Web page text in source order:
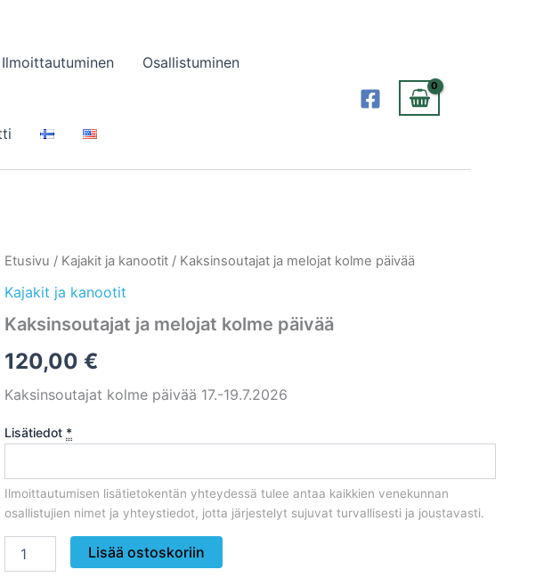
Ilmoittautuminen Osallistuminen
Etusivu / Kajakit ja kanootit / Kaksinsoutajat ja melojat kolme päivää
Kajakit ja kanootit
Kaksinsoutajat ja melojat kolme päivää
120,00 €
Kaksinsoutajat kolme päivää 17.-19.7.2026
Lisätiedot *
Ilmoittautumisen lisätietokentän yhteydessä tulee antaa kaikkien venekunnan
osallistujien nimet ja yhteystiedot, jotta järjestelyt sujuvat turvallisesti ja joustavasti.
KaksinsoutajatLisää ostoskoriin